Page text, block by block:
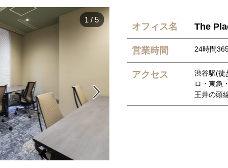

1 / 5
オフィス名 The
営業時間 24時間
アクセス
渋谷駅(徒
ロ・東急
王井の頭